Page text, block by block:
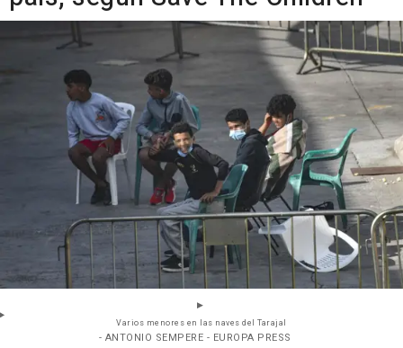
Varios menores en las naves del Tarajal
- ANTONIO SEMPERE - EUROPA PRESS